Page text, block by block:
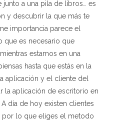
a una pila de libros… es
y descubrir la que más te
importancia parece el
que es necesario que
estamos en una
hasta que estás en la
aplicación y el cliente del
la aplicación de escritorio en
día de hoy existen clientes
por lo que eliges el metodo